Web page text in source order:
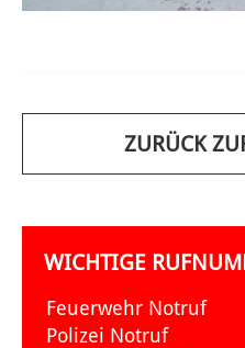
ZURÜCK
WICHTIGE
Feuerwehr Notruf
Polizei Notruf